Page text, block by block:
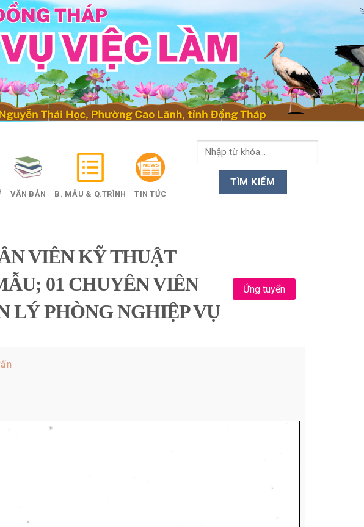
VĂN BẢN B. MẪU & Q.TRÌNH TIN TỨC
VIÊN KỸ THUẬT
01 CHUYÊN VIÊN
LÝ PHÒNG NGHIỆP VỤ
Ứng tuyển